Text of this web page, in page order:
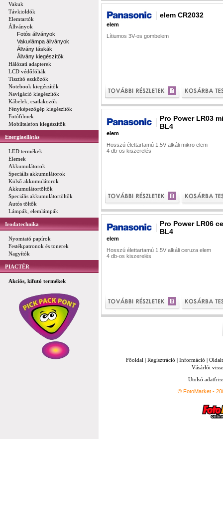
Vakuk
Távkioldók
Elemtartók
Állványok
Fotós állványok
Vaku/lámpa állványok
Állvány táskák
Állvány kiegészítők
Hálózati adapterek
LCD védőfóliák
Tisztító eszközök
Notebook kiegészítők
Navigáció kiegészítők
Kábelek, csatlakozók
Fényképezőgép kiegészítők
Fotófilmek
Mobiltelefon kiegészítők
Energiaellátás
LED termékek
Elemek
Akkumulátorok
Speciális akkumulátorok
Külső akkumulátorok
Akkumulátortöltők
Speciális akkumulátortöltők
Autós töltők
Lámpák, elemlámpák
Irodatechnika
Nyomtató papírok
Festékpatronok és tonerek
Nagyítók
PIACTÉR
Akciós, kifutó termékek
elem CR2032
elem
Lítiumos 3V-os gombelem
Pro Power LR03
BL4
elem
Hosszú élettartamú 1.5V alkáli mikro elem
4 db-os kiszerelés
Pro Power LR06
BL4
elem
Hosszú élettartamú 1.5V alkáli ceruza elem
4 db-os kiszerelés
Főoldal | Regisztráció | Információ |
Vásárlói
Utolsó
© FotoMarket -